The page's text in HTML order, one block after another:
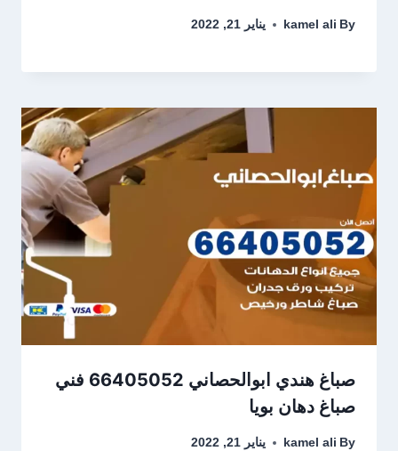
By
kamel ali يناير 21, 2022
صباغ هندي ابوالحصاني 66405052 فني
صباغ دهان بويا
By
kamel ali يناير 21, 2022